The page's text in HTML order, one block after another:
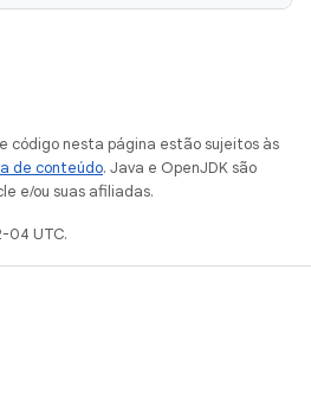
código nesta página estão sujeitos às
de conteúdo. Java e OpenJDK são
e/ou suas afiliadas.
04 UTC.